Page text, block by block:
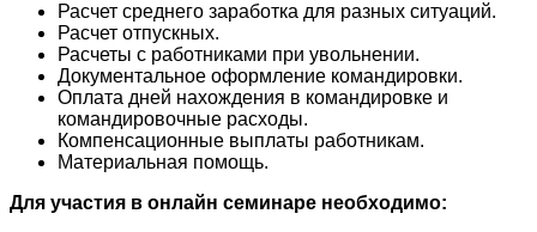
Расчет среднего заработка для разных ситуаций.
Расчет отпускных.
Расчеты с работниками при увольнении.
Документальное оформление командировки.
Оплата дней нахождения в командировке и
командировочные расходы.
Компенсационные выплаты работникам.
Материальная помощь.
Для участия в онлайн семинаре необходимо: